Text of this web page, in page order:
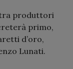
tra produttori
primo,
d’oro,
Lunati.